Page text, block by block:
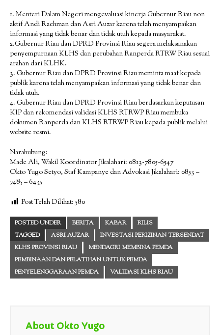
1. Menteri Dalam Negeri mengevaluasi kinerja Gubernur Riau non
aktif Andi Rachman dan Asri Auzar karena telah menyampaikan
informasi yang tidak benar dan tidak utuh kepada masyarakat.
2.Gubernur Riau dan DPRD Provinsi Riau segera melaksanakan
penyempurnaan KLHS dan perubahan Ranperda RTRW Riau sesuai
arahan dari KLHK.
3. Gubernur Riau dan DPRD Provinsi Riau meminta maaf kepada
publik karena telah menyampaikan informasi yang tidak benar dan
tidak utuh.
4. Gubernur Riau dan DPRD Provinsi Riau berdasarkan keputusan
KIP dan rekomendasi validasi KLHS RTRWP Riau membuka
dokumen Ranperda dan KLHS RTRWP Riau kepada publik melalui
website resmi.
Narahubung:
Made Ali, Wakil Koordinator Jikalahari: 0813-7805-6547
Okto Yugo Setyo, Staf Kampanye dan Advokasi Jikalahari: 0853 –
7485 – 6435
Post Telah Dilihat: 580
POSTED UNDER BERITA KABAR
RILIS
TAGGED
ASRI AUZAR
INVESTASI PERIZINAN TERSENDAT
KLHS PROVINSI RIAU
MENDAGRI MEMBINA PEMDA
PEMBINAAN DAN PELATIHAN UNTUK PEMDA
PENYELENGGARAAN PEMDA
VALIDASI KLHS RIAU
About Okto Yugo